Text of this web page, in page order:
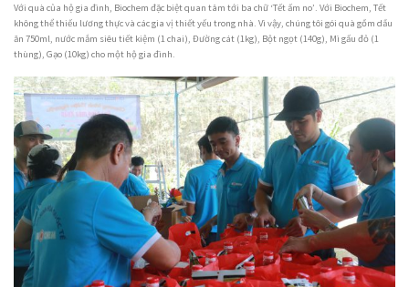
Với quà của hộ gia đình, Biochem đặc biệt quan tâm tới ba chữ ‘Tết ấm no’. Với Biochem, Tết
không thể thiếu lương thực và các gia vị thiết yếu trong nhà. Vì vậy, chúng tôi gói quà gồm dầu
ăn 750ml, nước mắm siêu tiết kiệm (1 chai), Đường cát (1kg), Bột ngọt (140g), Mì gấu đỏ (1
thùng), Gạo (10kg) cho một hộ gia đình.